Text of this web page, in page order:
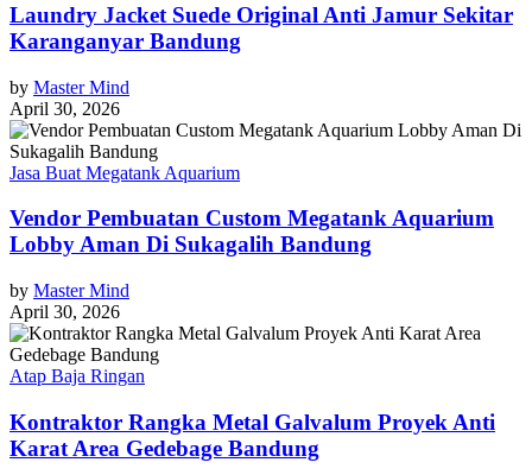
Laundry Jacket Suede Original Anti Jamur Sekitar
Karanganyar Bandung
by Master Mind
April 30, 2026
Jasa Buat Megatank Aquarium
Vendor Pembuatan Custom Megatank Aquarium
Lobby Aman Di Sukagalih Bandung
by Master Mind
April 30, 2026
Atap Baja Ringan
Kontraktor Rangka Metal Galvalum Proyek Anti
Karat Area Gedebage Bandung